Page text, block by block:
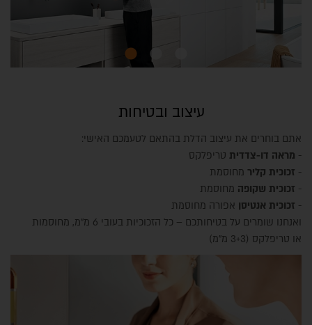
עיצוב ובטיחות
אתם בוחרים את עיצוב הדלת בהתאם לטעמכם האישי:
- מראה דו-צדדית טריפלקס
- זכוכית קליר מחוסמת
- זכוכית שקופה מחוסמת
- זכוכית אנטיסן אפורה מחוסמת
ואנחנו שומרים על בטיחותכם – כל הזכוכיות בעובי 6 מ"מ, מחוסמות
או טריפלקס (3+3 מ"מ)